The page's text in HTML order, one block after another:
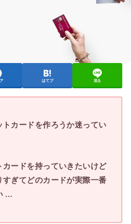
はてブ 送る
カードを作ろうか迷ってい
カードを持っていきたいけど
ぎてどのカードが実際一番
…